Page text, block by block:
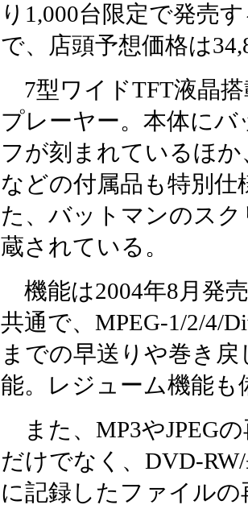
り1,000台限定で発売
で、店頭予想価格は
7型ワイドTFT液晶
プレーヤー。本体に
フが刻まれているほ
などの付属品も特別
た、バットマンのス
蔵されている。
機能は2004年8月発
共通で、MPEG-1/2/4/
までの早送りや巻き
能。レジューム機能も
また、MP3やJPEG
だけでなく、DVD-
に記録したファイル